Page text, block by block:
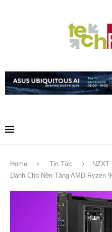
Home Tin Tức
NZXT
Dành Cho Nền Tảng AMD Ryzen